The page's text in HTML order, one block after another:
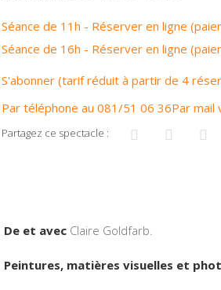
Séance de 11h - Réserver en ligne
Séance de 16h - Réserver en ligne
S'abonner (tarif réduit à partir de 4
Par téléphone au 081/51 06 36Par mail
Partagez ce spectacle :
De et avec Claire Goldfarb.
Peintures, matières visuelles et